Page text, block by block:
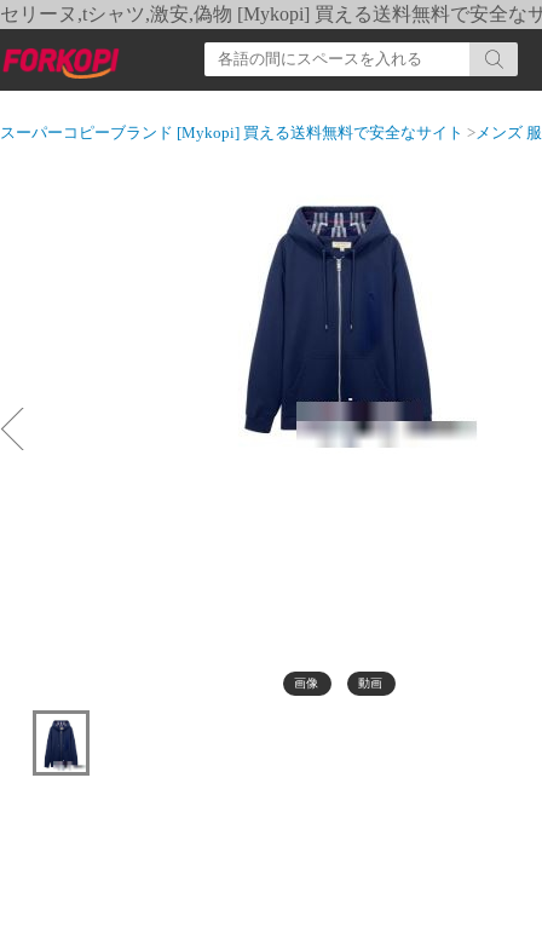
セリーヌ,tシャツ,激安,偽物 [Mykopi] 買える送料無料で安全な
スーパーコピーブランド [Mykopi] 買える送料無料で安全なサイト >メンズ 服
画像 動画